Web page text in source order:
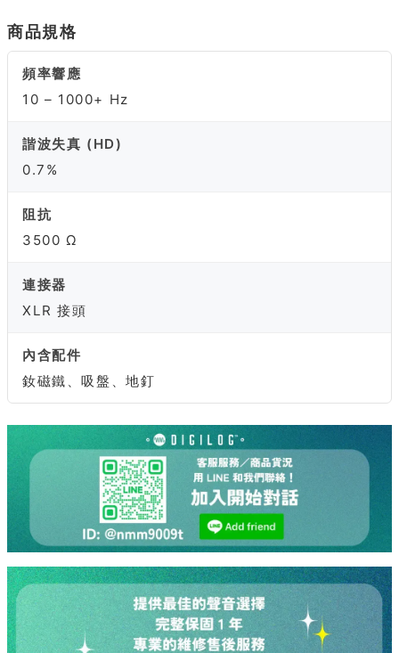
商品規格
頻率響應
10 – 1000+ Hz
諧波失真 (HD)
0.7%
阻抗
3500 Ω
連接器
XLR 接頭
內含配件
釹磁鐵、吸盤、地釘